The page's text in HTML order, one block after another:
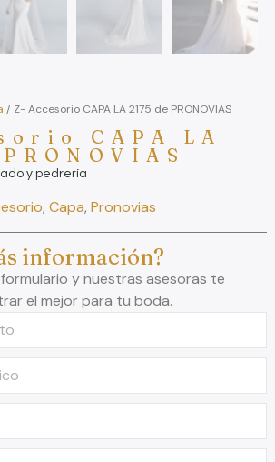
/ Z- Accesorio CAPA LA 2175 de PRONOVIAS
CAPA LA
y pedrería
, Capa, Pronovias
información?
y nuestras asesoras te
el mejor para tu boda.